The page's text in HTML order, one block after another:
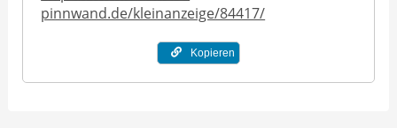
pinnwand.de/kleinanzeige/84417/
Kopieren